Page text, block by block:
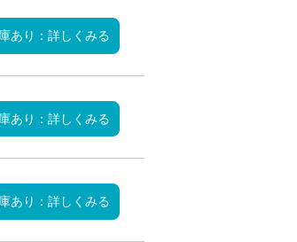
あり：詳しくみる
あり：詳しくみる
あり：詳しくみる